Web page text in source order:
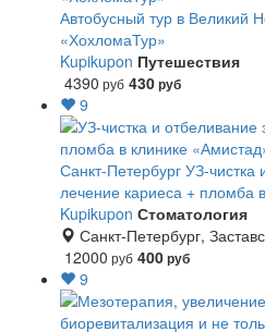
Автобусный тур в Великий
«ХохломаТур»
Kupikupon Путешествия
4390 руб 430руб
9
Санкт-Петербург УЗ-чистка
лечение кариеса + пломба
Kupikupon Стоматология
Санкт-Петербург,
12000 руб 400руб
9